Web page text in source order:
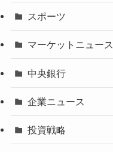
スポーツ
マーケットニュース
中央銀行
企業ニュース
投資戦略